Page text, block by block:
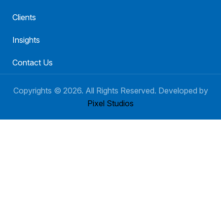
Clients
Insights
Contact Us
Copyrights © 2026. All Rights Reserved. Developed by
Pixel Studios